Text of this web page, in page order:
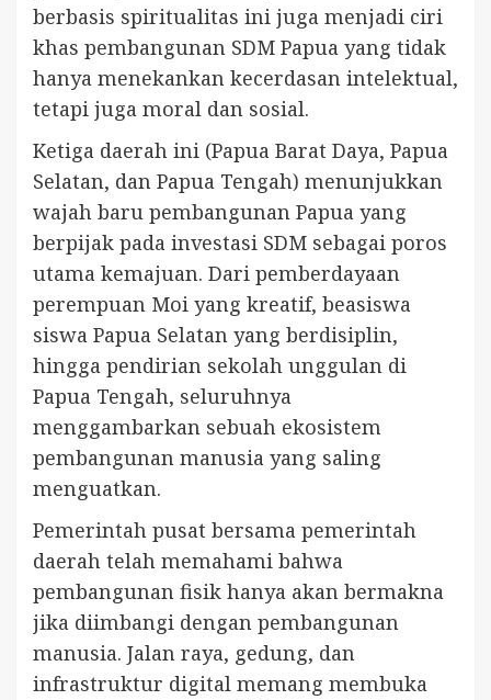
berbasis spiritualitas ini juga menjadi ciri
khas pembangunan SDM Papua yang tidak
hanya menekankan kecerdasan intelektual,
tetapi juga moral dan sosial.
Ketiga daerah ini (Papua Barat Daya, Papua
Selatan, dan Papua Tengah) menunjukkan
wajah baru pembangunan Papua yang
berpijak pada investasi SDM sebagai poros
utama kemajuan. Dari pemberdayaan
perempuan Moi yang kreatif, beasiswa
siswa Papua Selatan yang berdisiplin,
hingga pendirian sekolah unggulan di
Papua Tengah, seluruhnya
menggambarkan sebuah ekosistem
pembangunan manusia yang saling
menguatkan.
Pemerintah pusat bersama pemerintah
daerah telah memahami bahwa
pembangunan fisik hanya akan bermakna
jika diimbangi dengan pembangunan
manusia. Jalan raya, gedung, dan
infrastruktur digital memang membuka